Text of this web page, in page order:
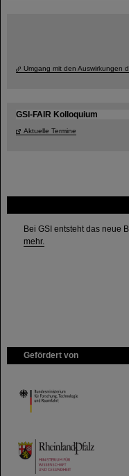
Bei GSI entsteht das neue
mehr.
Gefördert von
HMWK
TMWWDG
Umgang mit den Auswirkungen
GSI-FAIR Kolloquium
Aktuelle Termine